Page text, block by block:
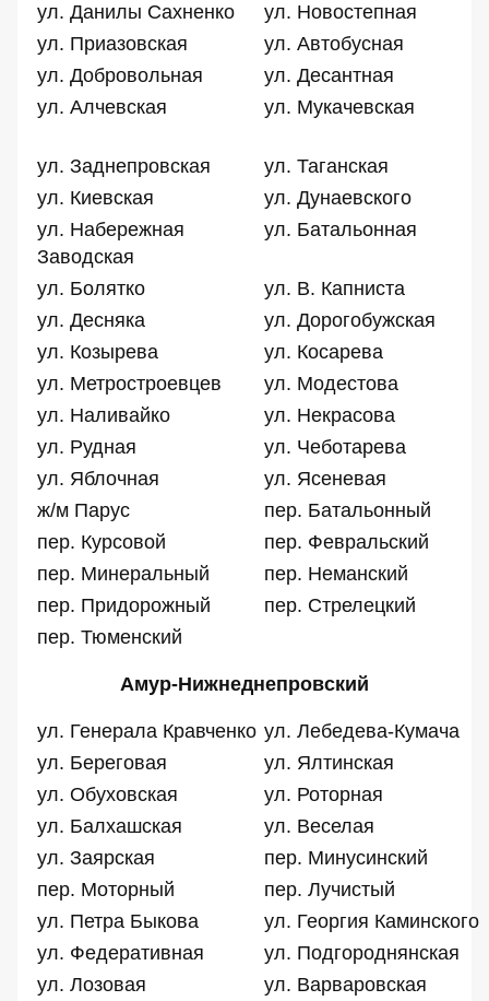
ул. Данилы Сахненко
ул. Новостепная
ул. Приазовская
ул. Автобусная
ул. Добровольная
ул. Десантная
ул. Алчевская
ул. Мукачевская
ул. Заднепровская
ул. Таганская
ул. Киевская
ул. Дунаевского
ул. Набережная
Заводская
ул. Батальонная
ул. Болятко
ул. В. Капниста
ул. Десняка
ул. Дорогобужская
ул. Козырева
ул. Косарева
ул. Метростроевцев
ул. Модестова
ул. Наливайко
ул. Некрасова
ул. Рудная
ул. Чеботарева
ул. Яблочная
ул. Ясеневая
ж/м Парус
пер. Батальонный
пер. Курсовой
пер. Февральский
пер. Минеральный
пер. Неманский
пер. Придорожный
пер. Стрелецкий
пер. Тюменский
Амур-Нижнеднепровский
ул. Генерала Кравченко ул. Лебедева-Кумача
ул. Береговая
ул. Ялтинская
ул. Обуховская
ул. Роторная
ул. Балхашская
ул. Веселая
ул. Заярская
пер. Минусинский
пер. Моторный
пер. Лучистый
ул. Петра Быкова
ул. Георгия Каминского
ул. Федеративная
ул. Подгороднянская
ул. Лозовая
ул. Варваровская